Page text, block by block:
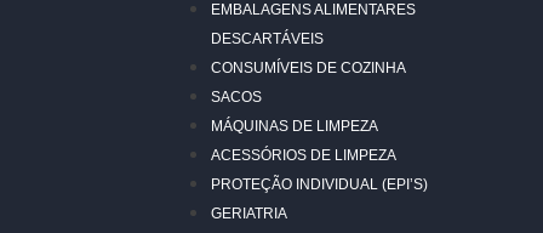
EMBALAGENS ALIMENTARES
DESCARTÁVEIS
CONSUMÍVEIS DE COZINHA
SACOS
MÁQUINAS DE LIMPEZA
ACESSÓRIOS DE LIMPEZA
PROTEÇÃO INDIVIDUAL (EPI’S)
GERIATRIA